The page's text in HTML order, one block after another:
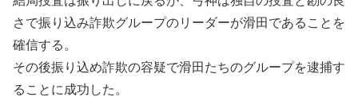
さで振り込み詐欺グループのリーダーが滑田であることを
確信する。
その後振り込め詐欺の容疑で滑田たちのグループを逮捕す
ることに成功した。